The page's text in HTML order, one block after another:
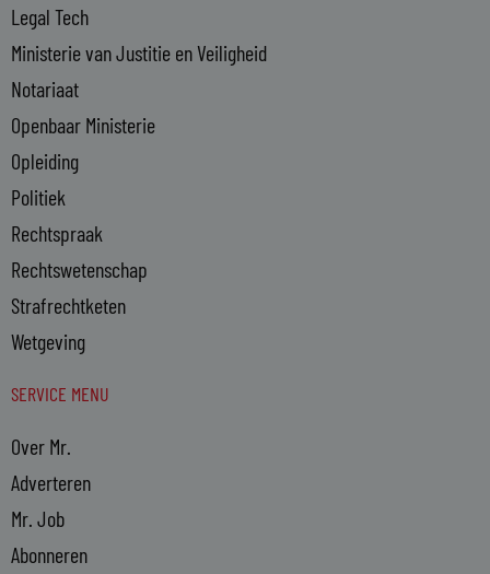
Legal Tech
Ministerie van Justitie en Veiligheid
Notariaat
Openbaar Ministerie
Opleiding
Politiek
Rechtspraak
Rechtswetenschap
Strafrechtketen
Wetgeving
SERVICE MENU
Over Mr.
Adverteren
Mr. Job
Abonneren